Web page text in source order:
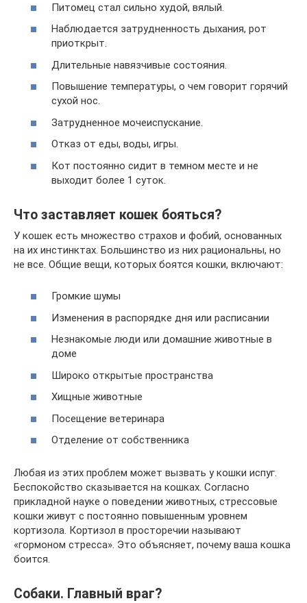
Питомец стал сильно худой, вялый.
Наблюдается затрудненность дыхания, рот
приоткрыт.
Длительные навязчивые состояния.
Повышение температуры, о чем говорит горячий
сухой нос.
Затрудненное мочеиспускание.
Отказ от еды, воды, игры.
Кот постоянно сидит в темном месте и не
выходит более 1 суток.
Что заставляет кошек бояться?
У кошек есть множество страхов и фобий, основанных
на их инстинктах. Большинство из них рациональны, но
не все. Общие вещи, которых боятся кошки, включают:
Громкие шумы
Изменения в распорядке дня или расписании
Незнакомые люди или домашние животные в
доме
Широко открытые пространства
Хищные животные
Посещение ветеринара
Отделение от собственника
Любая из этих проблем может вызвать у кошки испуг.
Беспокойство сказывается на кошках. Согласно
прикладной науке о поведении животных, стрессовые
кошки живут с постоянно повышенным уровнем
кортизола. Кортизол в просторечии называют
«гормоном стресса». Это объясняет, почему ваша кошка
боится.
Собаки. Главный враг?